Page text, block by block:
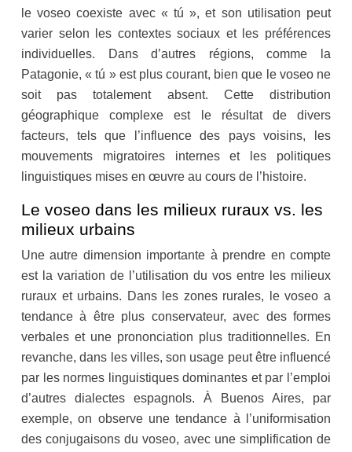
le voseo coexiste avec « tú », et son utilisation peut
varier selon les contextes sociaux et les préférences
individuelles. Dans d’autres régions, comme la
Patagonie, « tú » est plus courant, bien que le voseo ne
soit pas totalement absent. Cette distribution
géographique complexe est le résultat de divers
facteurs, tels que l’influence des pays voisins, les
mouvements migratoires internes et les politiques
linguistiques mises en œuvre au cours de l’histoire.
Le voseo dans les milieux ruraux vs. les
milieux urbains
Une autre dimension importante à prendre en compte
est la variation de l’utilisation du vos entre les milieux
ruraux et urbains. Dans les zones rurales, le voseo a
tendance à être plus conservateur, avec des formes
verbales et une prononciation plus traditionnelles. En
revanche, dans les villes, son usage peut être influencé
par les normes linguistiques dominantes et par l’emploi
d’autres dialectes espagnols. À Buenos Aires, par
exemple, on observe une tendance à l’uniformisation
des conjugaisons du voseo, avec une simplification de